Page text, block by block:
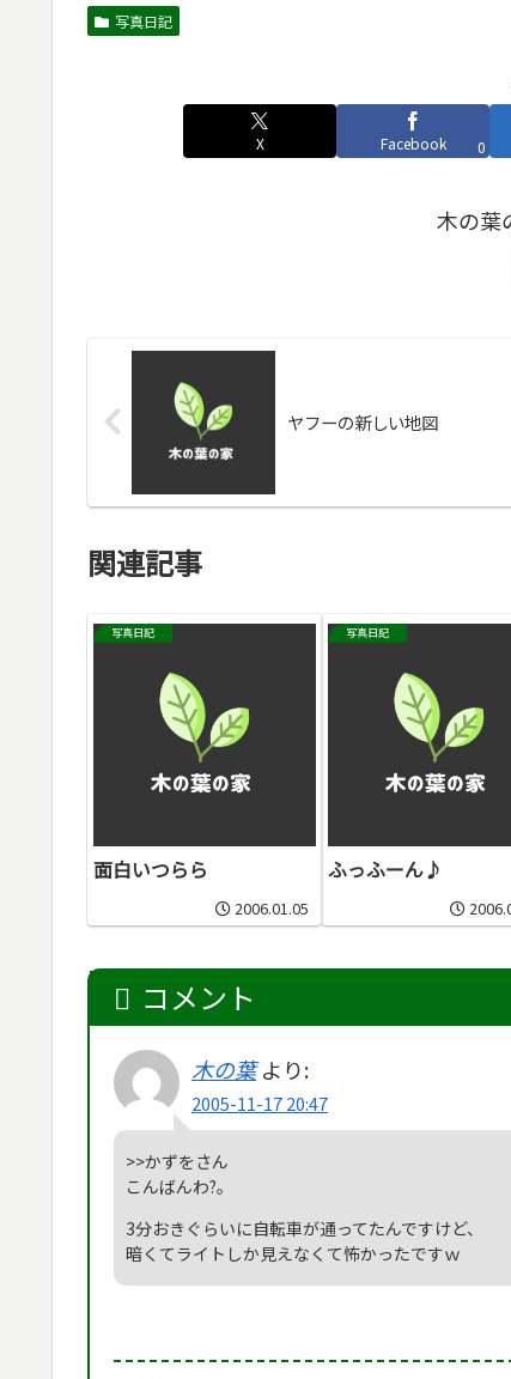
写真日記
X Facebook 0
木の葉
ヤフーの新しい地図
関連記事
写真日記
面白いつらら
2006.01.05
写真日記
ふっふーん♪
コメント
木の葉 より:
2005-11-17 20:47
>>かずをさん
こんばんわ?。
3分おきぐらいに自転車が通ってたんですけど、
暗くてライトしか見えなくて怖かったですｗ